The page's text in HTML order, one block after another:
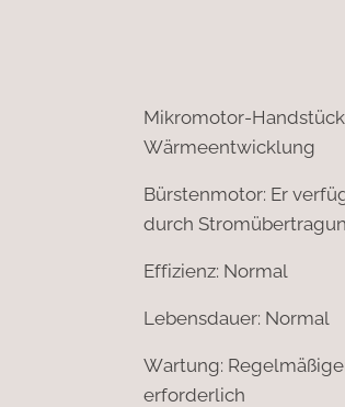
Mikromotor-
Wärmeentwicklung
Bürstenmotor: Er
durch
Effizienz: Normal
Lebensdauer: Normal
Wartung:
erforderlich